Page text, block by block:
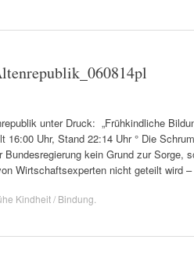
unter Druck: „Frühkindliche
16:00 Uhr, Stand 22:14 Uhr ° Die
kein Grund zur Sorge,
Wirtschaftsexperten nicht geteilt wird
Kindheit / Bindung